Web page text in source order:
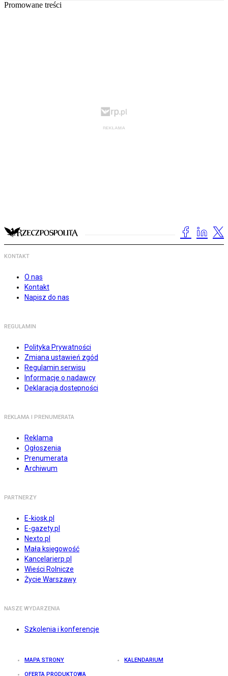
Promowane treści
KONTAKT
O nas
Kontakt
Napisz do nas
REGULAMIN
Polityka Prywatności
Zmiana ustawień zgód
Regulamin serwisu
Informacje o nadawcy
Deklaracja dostępności
REKLAMA I PRENUMERATA
Reklama
Ogłoszenia
Prenumerata
Archiwum
PARTNERZY
E-kiosk.pl
E-gazety.pl
Nexto.pl
Mała księgowość
Kancelarierp.pl
Wieści Rolnicze
Życie Warszawy
NASZE WYDARZENIA
Szkolenia i konferencje
MAPA STRONY KALENDARIUM
OFERTA PRODUKTOWA